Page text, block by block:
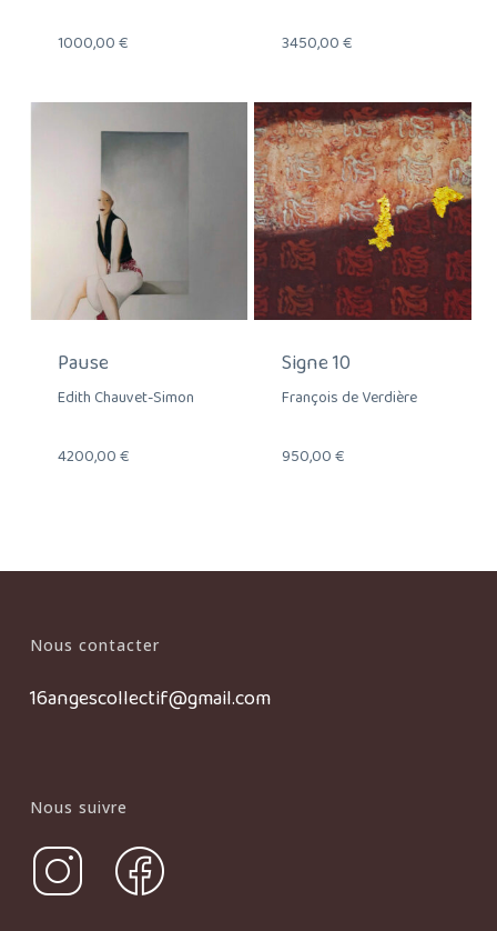
1000,00€ 3450,00€
Pause
Edith Chauvet-Simon
4200,00€
Signe 10
François de Verdière
950,00€
Nous contacter
16angescollectif@gmail.com
Nous suivre